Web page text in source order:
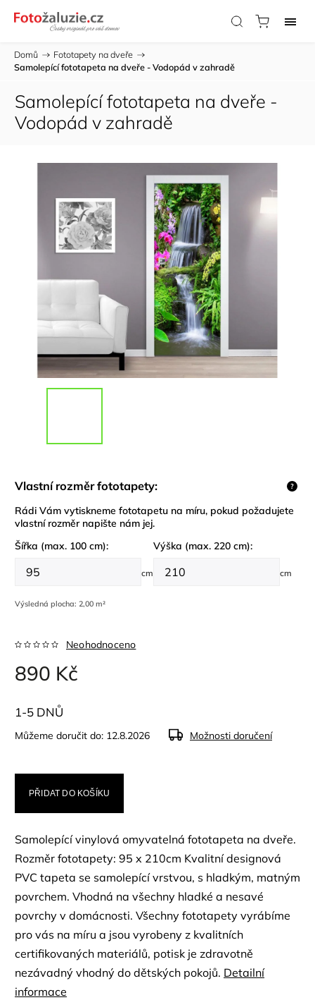
Domů / Fototapety na dveře /
Samolepící fototapeta na dveře - Vodopád v zahradě
Samolepící fototapeta na dveře -
Vodopád v zahradě
Vlastní rozměr fototapety: ?
Rádi Vám vytiskneme fototapetu na míru, pokud požadujete
vlastní rozměr napište nám jej.
Šířka (max. 100 cm):
cm
Výška (max. 220 cm):
cm
Výsledná plocha: 2,00 m²
Neohodnoceno
890 Kč
1-5 DNŮ
Můžeme doručit do: 12.8.2026 Možnosti doručení
PŘIDAT DO KOŠÍKU
Samolepící vinylová omyvatelná fototapeta na dveře.
Rozměr fototapety: 95 x 210cm Kvalitní designová
PVC tapeta se samolepící vrstvou, s hladkým, matným
povrchem. Vhodná na všechny hladké a nesavé
povrchy v domácnosti. Všechny fototapety vyrábíme
pro vás na míru a jsou vyrobeny z kvalitních
certifikovaných materiálů, potisk je zdravotně
nezávadný vhodný do dětských pokojů. Detailní
informace